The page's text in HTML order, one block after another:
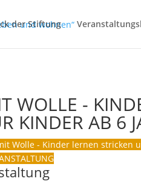
der Stiftung
WOLLE -
KINDER AB 6
Wolle - Kinder lernen stricken